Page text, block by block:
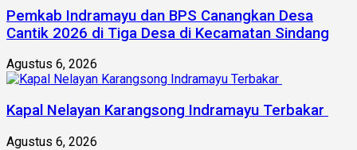
Pemkab Indramayu dan BPS Canangkan Desa
Cantik 2026 di Tiga Desa di Kecamatan Sindang
Agustus 6, 2026
Kapal Nelayan Karangsong Indramayu Terbakar
Agustus 6, 2026